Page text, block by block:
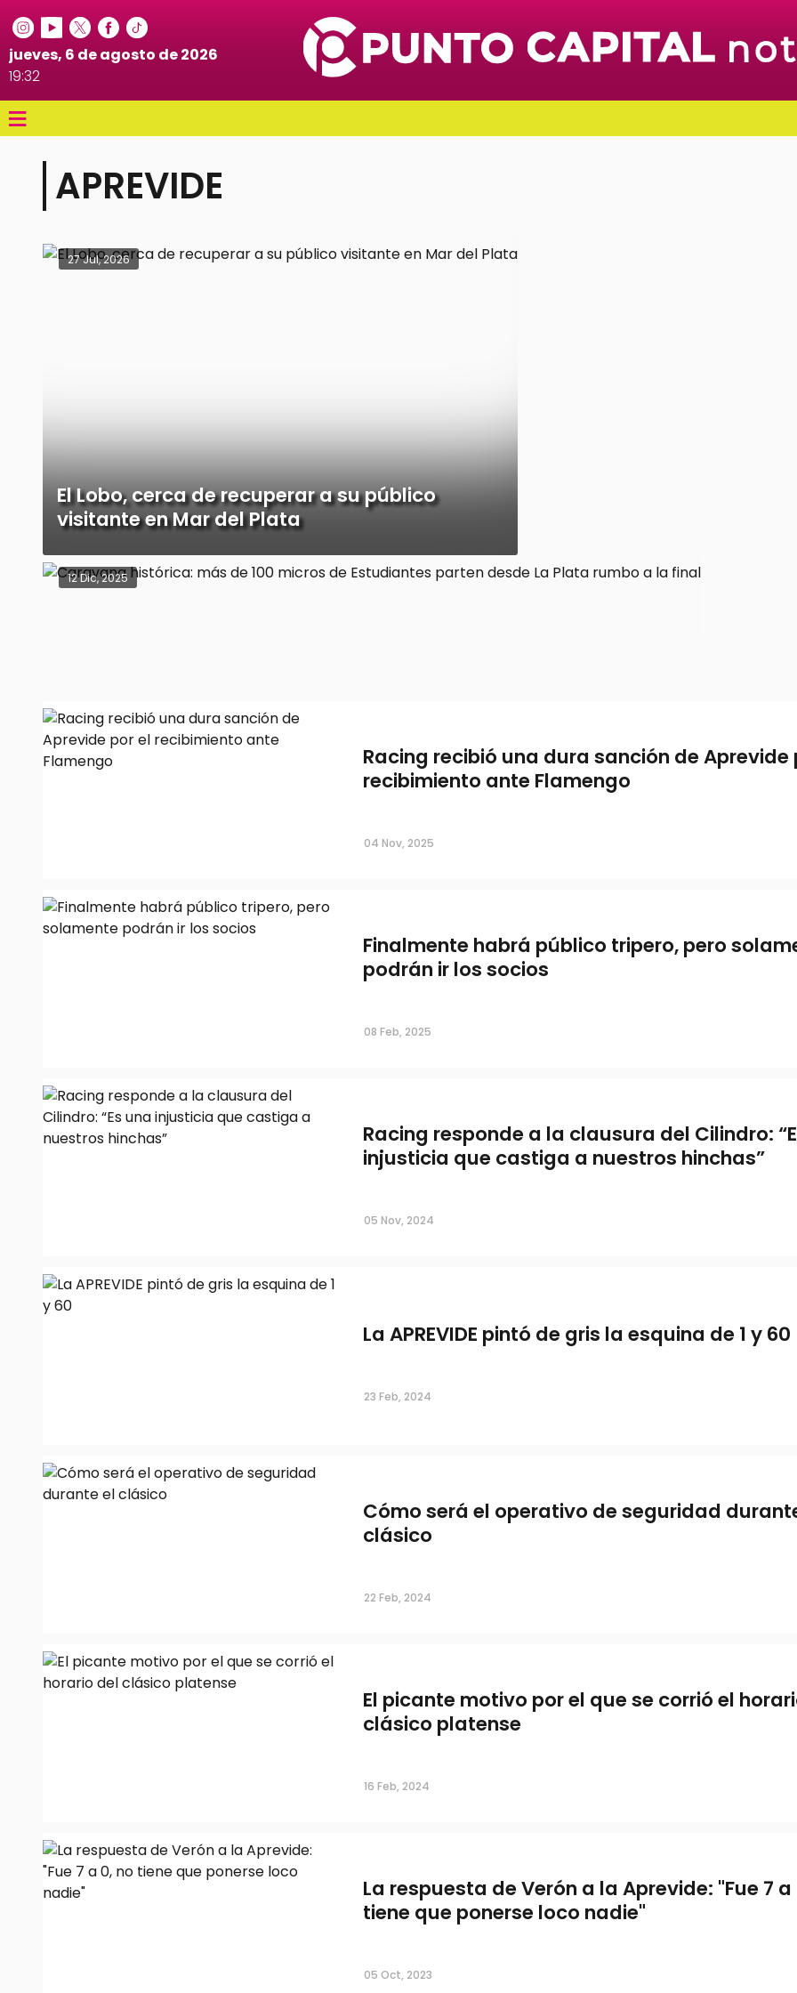
jueves, 6 de agosto de 2026
19:32
≡
APREVIDE
27 Jul, 2026
El Lobo, cerca de recuperar a su público
visitante en Mar del Plata
12 Dic, 2025
Así será el mega operativo de seguridad para el clásico
Racing recibió una dura sanción de Aprevide
recibimiento ante Flamengo
04 Nov, 2025
Finalmente habrá público tripero, pero
podrán ir los socios
08 Feb, 2025
Racing responde a la clausura del Cilindro:
injusticia que castiga a nuestros hinchas”
05 Nov, 2024
La APREVIDE pintó de gris la esquina de 1 y 60
23 Feb, 2024
Cómo será el operativo de seguridad
clásico
22 Feb, 2024
El picante motivo por el que se corrió el
clásico platense
16 Feb, 2024
La respuesta de Verón a la Aprevide: "Fue 7 a
tiene que ponerse loco nadie"
05 Oct, 2023